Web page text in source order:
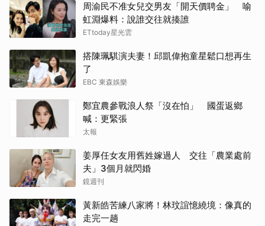
周渝民不准女兒交男友「開天價聘金」 喻
虹淵爆料：說誰交往就揍誰
ETtoday星光雲
搭陳珮騏演夫妻！邱凱偉抱童星鬆口想再生
了
EBC 東森娛樂
鄭宜農參戰浪人祭「沒在怕」 國蛋返鄉
喊：更緊張
太報
姜厚任女友用舊姓嫁過人 交往「農業處前
夫」3個月就閃婚
鏡週刊
黃新皓苦練八家將！林玟誼憶繞境：像真的
走完一趟